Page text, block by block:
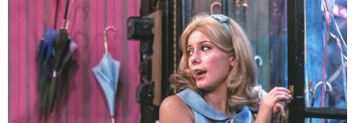
t
s
m
t